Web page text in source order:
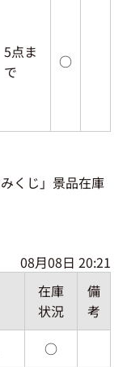
5点ま
で
○
くじ」景品在庫
08月08日 20:21
在庫
状況
備
考
○